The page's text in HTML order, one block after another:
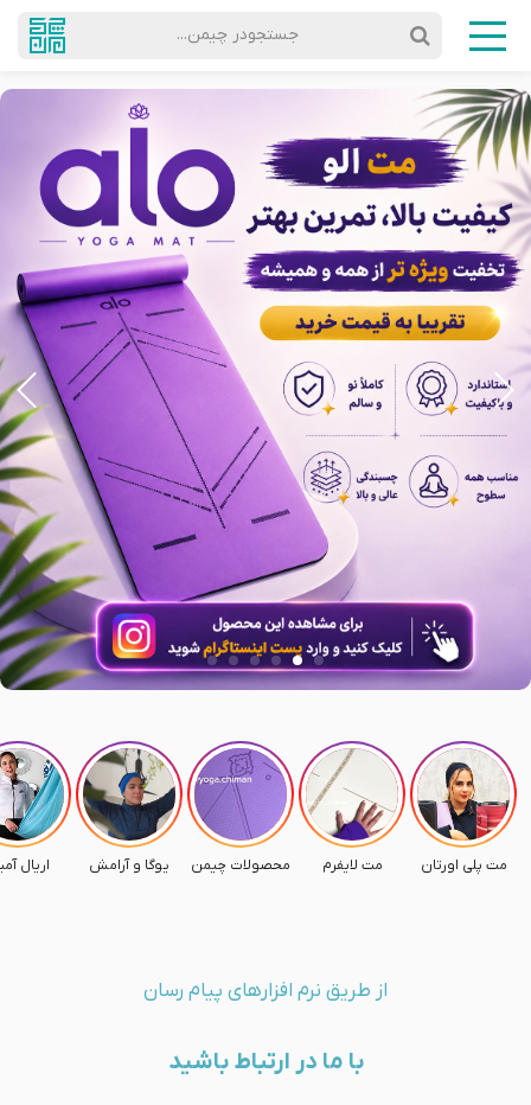
جستجودر چیمن...
مت پلی اورتان مت لایفرم محصولات چیمن یوگا و آرامش اریال
از طریق نرم افزارهای پیام رسان
با ما در ارتباط باشید